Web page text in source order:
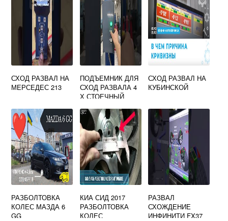
СХОД РАЗВАЛ НА
МЕРСЕДЕС 213
ПОДЪЕМНИК ДЛЯ
СХОД РАЗВАЛА 4
Х СТОЕЧНЫЙ
СХОД РАЗВАЛ НА
КУБИНСКОЙ
РАЗБОЛТОВКА
КОЛЕС МАЗДА 6
GG
КИА СИД 2017
РАЗБОЛТОВКА
КОЛЕС
РАЗВАЛ
СХОЖДЕНИЕ
ИНФИНИТИ FX37